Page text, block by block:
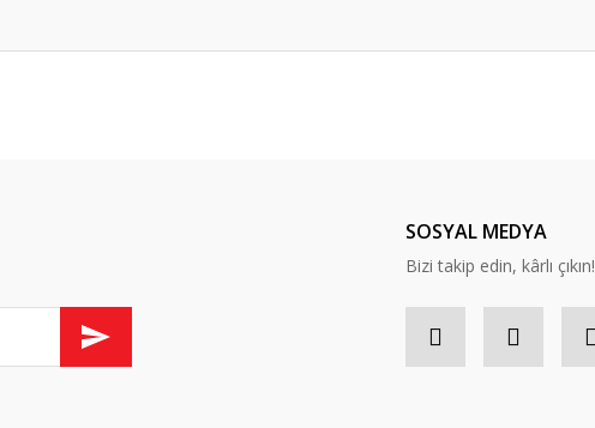
SOSYAL MEDYA
Bizi takip edin, kârlı çıkın!